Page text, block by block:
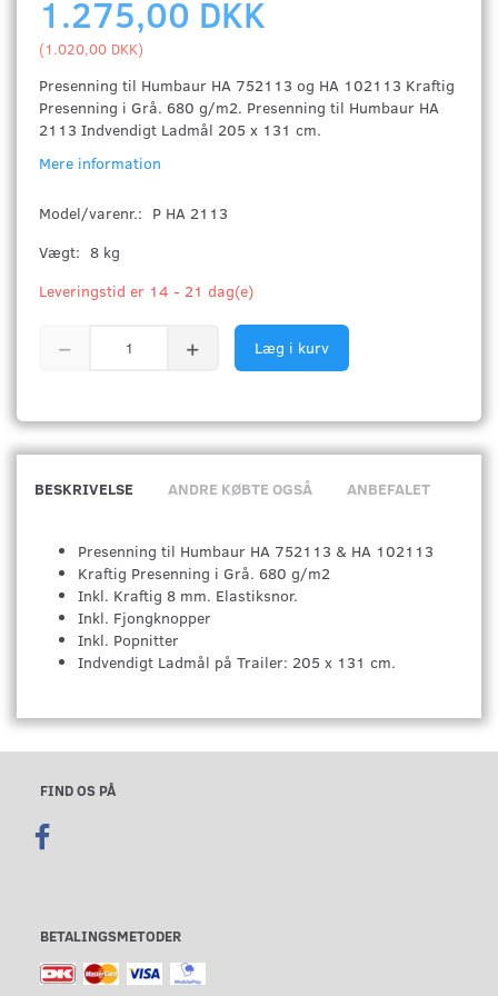
1.275,00 DKK
(1.020,00 DKK)
Presenning til Humbaur HA 752113 og HA 102113 Kraftig
Presenning i Grå. 680 g/m2. Presenning til Humbaur HA
2113 Indvendigt Ladmål 205 x 131 cm.
Mere information
Model/varenr.: P HA 2113
Vægt: 8 kg
Leveringstid er 14 - 21 dag(e)
Læg i kurv
BESKRIVELSE ANDRE KØBTE OGSÅ ANBEFALET
Presenning til Humbaur HA 752113 & HA 102113
Kraftig Presenning i Grå. 680 g/m2
Inkl. Kraftig 8 mm. Elastiksnor.
Inkl. Fjongknopper
Inkl. Popnitter
Indvendigt Ladmål på Trailer: 205 x 131 cm.
FIND OS PÅ
BETALINGSMETODER